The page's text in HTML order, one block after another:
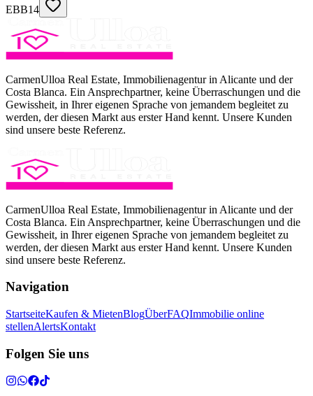
EBB14
CarmenUlloa Real Estate, Immobilienagentur in Alicante und der
Costa Blanca. Ein Ansprechpartner, keine Überraschungen und die
Gewissheit, in Ihrer eigenen Sprache von jemandem begleitet zu
werden, der diesen Markt aus erster Hand kennt. Unsere Kunden
sind unsere beste Referenz.
CarmenUlloa Real Estate, Immobilienagentur in Alicante und der
Costa Blanca. Ein Ansprechpartner, keine Überraschungen und die
Gewissheit, in Ihrer eigenen Sprache von jemandem begleitet zu
werden, der diesen Markt aus erster Hand kennt. Unsere Kunden
sind unsere beste Referenz.
Navigation
StartseiteKaufen & MietenBlogÜberFAQImmobilie online
stellenAlertsKontakt
Folgen Sie uns